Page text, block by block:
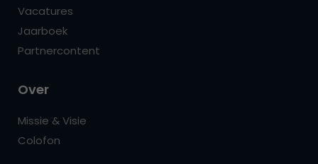
Vacatures
Jaarboek
Partnercontent
Over
Missie & Visie
Colofon